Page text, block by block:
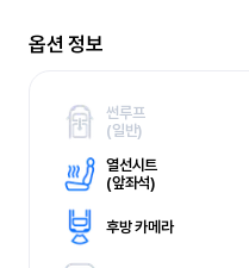
옵션 정보
썬루프
(일반)
열선시트
(앞좌석)
후방 카메라